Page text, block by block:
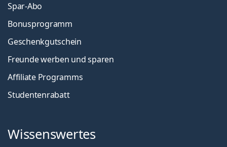
Spar-Abo
Bonusprogramm
Geschenkgutschein
Freunde werben und sparen
Affiliate Programms
Studentenrabatt
Wissenswertes